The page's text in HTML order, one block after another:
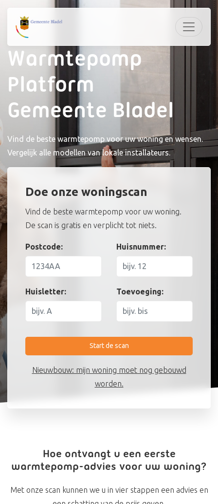
Warmtepomp
Platform
Gemeente Bladel
Vind de beste warmtepomp voor uw woning en wensen.
Vergelijk alle modellen van lokale installateurs.
Doe onze woningscan
Vind de beste warmtepomp voor uw woning.
De scan is gratis en verplicht tot niets.
Postcode: Huisnummer:
Huisletter: Toevoeging:
Start de scan
Nieuwbouw: mijn woning moet nog gebouwd
worden.
Hoe ontvangt u een eerste
warmtepomp-advies voor uw woning?
Met onze scan kunnen we u in vier stappen een advies en